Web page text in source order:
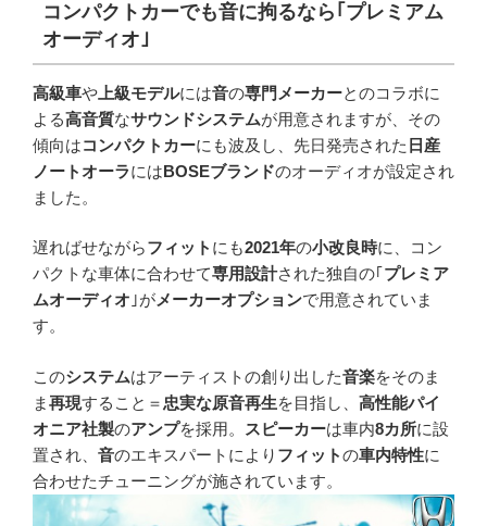
コンパクトカーでも音に拘るなら｢プレミアム
オーディオ｣
高級車や 上級モデルには音の専門メーカーとのコラボに
よる高音質なサウンドシステムが用意されますが、その
傾向はコンパクトカーにも波及し、先日発売された 日産
ノートオーラにはBOSEブランドのオーディオが設定され
ました。
遅ればせながらフィット にも2021年の小改良時に、コン
パクトな車体に合わせて専用設計された独自の｢プレミア
ムオーディオ ｣がメーカーオプションで用意されていま
す。
このシステムはアーティストの創り出した音楽をそのま
ま再現すること＝ 忠実な原音再生を目指し、 高性能パイ
オニア社製のアンプを採用。 スピーカーは車内8カ所に設
置され、 音のエキスパートにより フィットの車内特性に
合わせたチューニングが施されています。